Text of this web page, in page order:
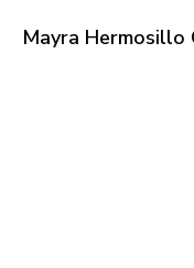
Mayra Hermosillo